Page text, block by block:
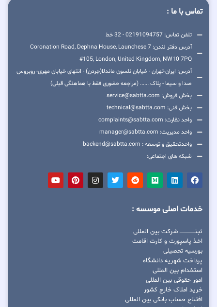
تماس با ما :
تلفن تماس: 02191094757 - 32 خط
آدرس دفتر لندن: 7 Coronation Road, Dephna House, Launchese
#105, London, United Kingdom, NW10 7PQ
آدرس: ایران-تهران - خیابان نلسون ماندلا(جردن) - انتهای خیابان مهری- روبروس
صدا و سیما - پلاک ...... (مراجعه حضوری فقط با هماهنگی قبلی)
بخش فروش: service@sabtta.com
بخش فنی: technical@sabtta.com
واحد نظارت: complaints@sabtta.com
واحد مدیریت: manager@sabtta.com
واحدتحقیق و توسعه : backend@sabtta.com
شبکه های اجتماعی:
خدمات اصلی موسسه :
ثبتــــــــــــــــ شرکت بین المللی
اخذ پاسپورت و کارت اقامت
بورسیه تحصیلی
پرداخت شهریه دانشگاه
استخدام بین المللی
امور حقوقی بین المللی
خرید املاک خارج کشور
افتتاح حساب بانکی بین المللی